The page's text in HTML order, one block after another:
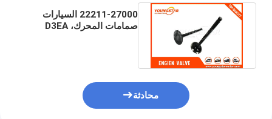
أسطوانة رأس حشية
توربوتشارجير السيارة
مضخة قيادة السيارة
سيارة محرك جزء
22211-27000 السيارات
صمامات المحرك، D3EA
محادثة